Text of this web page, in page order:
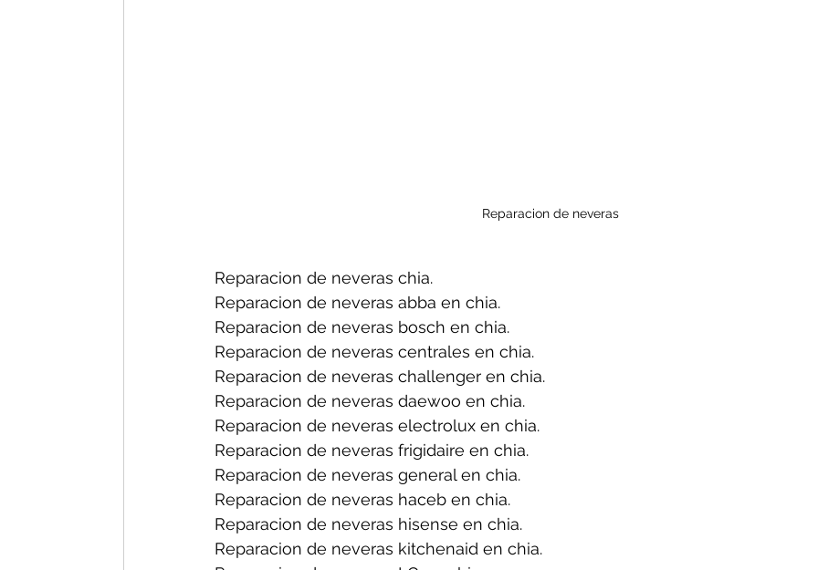
Reparacion de neveras
Reparacion de neveras chia.
Reparacion de neveras abba en chia.
Reparacion de neveras bosch en chia.
Reparacion de neveras centrales en chia.
Reparacion de neveras challenger en chia.
Reparacion de neveras daewoo en chia.
Reparacion de neveras electrolux en chia.
Reparacion de neveras frigidaire en chia.
Reparacion de neveras general en chia.
Reparacion de neveras haceb en chia.
Reparacion de neveras hisense en chia.
Reparacion de neveras kitchenaid en chia.